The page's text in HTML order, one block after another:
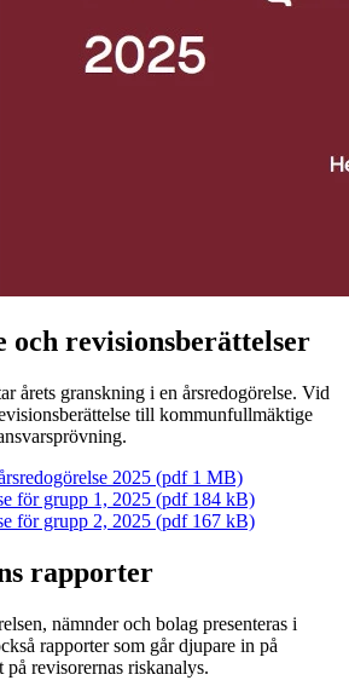
och revisionsberättelser
årets granskning i en årsredogörelse. Vid
till kommunfullmäktige
2025 (pdf 1 MB)
för grupp 1, 2025 (pdf 184 kB)
för grupp 2, 2025 (pdf 167 kB)
rapporter
nämnder och bolag presenteras i
rapporter som går djupare in på
på revisorernas riskanalys.